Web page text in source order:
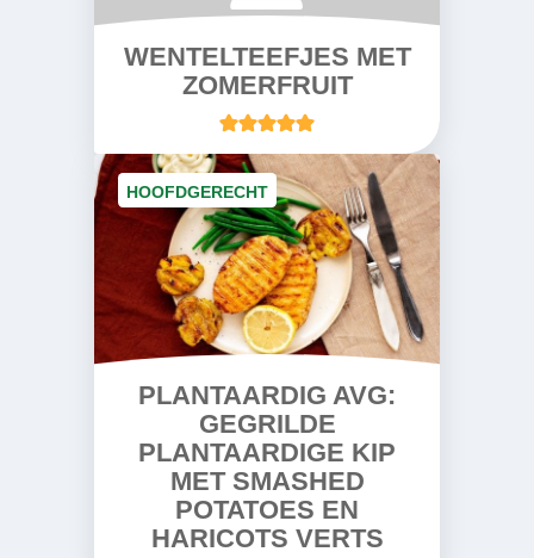
WENTELTEEFJES MET
ZOMERFRUIT
HOOFDGERECHT
PLANTAARDIG AVG:
GEGRILDE
PLANTAARDIGE KIP
MET SMASHED
POTATOES EN
HARICOTS VERTS